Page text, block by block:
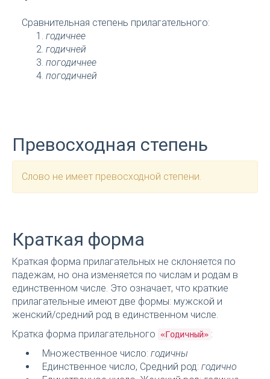
Сравнительная степень прилагательного:
годичнее
годичней
погодичнее
погодичней
Превосходная степень
Слово не имеет превосходной степени.
Краткая форма
Краткая форма прилагательных не склоняется по
падежам, но она изменяется по числам и родам в
единственном числе. Это означает, что краткие
прилагательные имеют две формы: мужской и
женский/средний род в единственном числе.
Кратка форма прилагательного
«Годичный» :
Множественное число: годичны
Единственное число, Средний род: годично